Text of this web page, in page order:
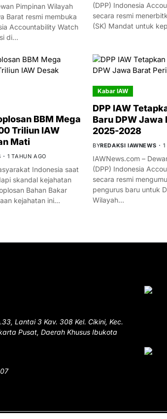
Pimpinan Wilayah
Barat resmi membuka
Accountability Watch
di…
(DPP) Indonesia
secara resmi
(SK) Mandat untuk
BBM Mega
Triliun IAW
Mati
1 TAHUN AGO
Indonesia saat
skandal kejahatan
Bahan Bakar
kejahatan ini…
Kabar IAW
DPP IAW
Baru DPW Jawa
2025-2028
BYREDAKSI IAWNEWS
IAWNews.com –
(DPP) Indonesia
secara resmi
pengurus baru untuk
Wilayah…
Lantai 3 Kav. 308 Kel. Cikini, Kec.
Pusat, Daerah Khusus Ibukota